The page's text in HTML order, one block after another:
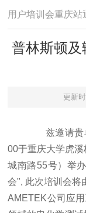
用户培训会重庆站
普林斯顿
更新
兹邀请贵单
00于重庆大学虎溪
城南路55号）举
会", 此次培训会将
AMETEK公司应